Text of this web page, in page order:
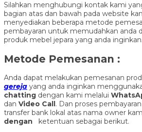
Silahkan menghubungi kontak kami
bagian atas dan bawah pada website
menyediakan beberapa metode
pembayaran untuk memudahkan anda
produk mebel jepara yang anda inginkan.
Metode Pemesanan :
Anda dapat melakukan pemesanan
gereja yang anda inginkan
chatting dengan kami melalui
dan Video Call. Dan proses
transfer bank lokal atas nama owner
dengan ketentuan sebagai berikut.